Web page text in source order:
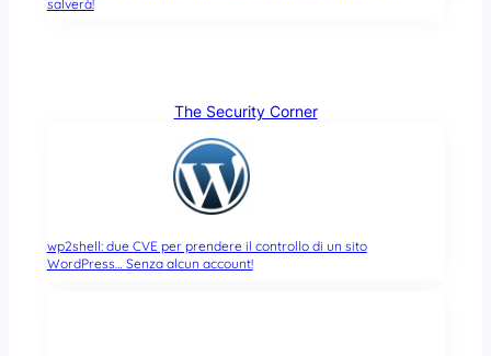
salverà!
The Security Corner
wp2shell: due CVE per prendere il controllo di un sito
WordPress… Senza alcun account!